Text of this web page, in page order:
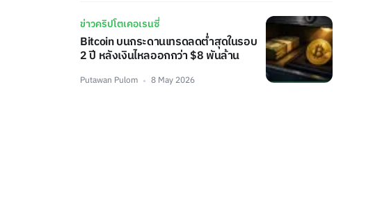
ข่าวคริปโตเคอเรนซี่
Bitcoin บนกระดานเทรดลดต่ำสุดในรอบ
2 ปี หลังเงินไหลออกกว่า $8 พันล้าน
Putawan Pulom 8 May 2026